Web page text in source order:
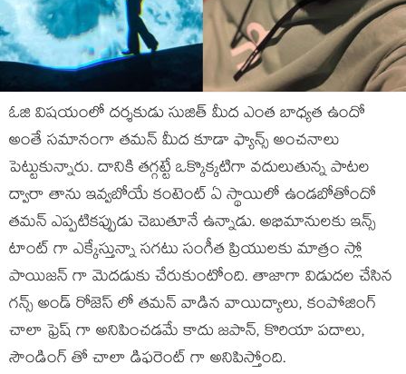
ఓజి విషయంలో దర్శకుడు సుజిత్ మీద ఎంత బాధ్యత ఉందో
అంతే సమానంగా తమన్ మీద కూడా ఫ్యాన్స్ అంచనాలు
పెట్టుకున్నారు. దానికి తగ్గట్టే ఒక్కొక్కటిగా వదులుతున్న పాటల
ద్వారా తాను ఇవ్వబోయే కంటెంట్ ఏ స్థాయిలో ఉండబోతోందో
తమన్ ఎప్పటికప్పుడు చెబుతూనే ఉన్నాడు. అభిమానులకు ఇన్స్
టాంట్ గా ఎక్కేస్తున్నా సగటు సంగీత ప్రియులకు మాత్రం స్లో
పాయిజన్ గా మెదడుకు చేరుకుంటోంది. తాజాగా విడుదల చేసిన
గన్స్ అండ్ రోజెస్ లో తమన్ వాడిన వాయిద్యాలు, కంపోజింగ్
చాలా ఫ్రెష్ గా అనిపించడమే కాదు జపాన్, కొరియా పదాలు,
సౌండింగ్ తో చాలా డిఫరెంట్ గా అనిపిస్తోంది.